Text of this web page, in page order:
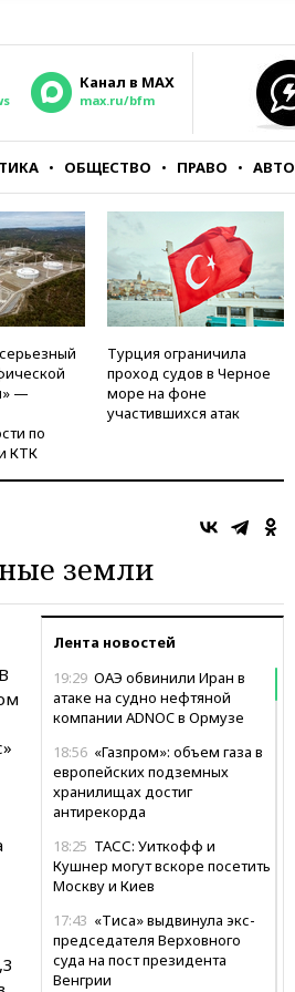
Канал в MAX
max.ru/bfm
ОБЩЕСТВО ПРАВО АВТО
—
по
КТК
Турция ограничила
проход судов в Черное
море на фоне
участившихся атак
земли
Лента новостей
19:29 ОАЭ обвинили Иран в
атаке на судно нефтяной
компании ADNOC в Ормузе
18:56 «Газпром»: объем газа в
европейских подземных
хранилищах достиг
антирекорда
18:25 ТАСС: Уиткофф и
Кушнер могут вскоре посетить
Москву и Киев
17:43 «Тиса» выдвинула экс-
председателя Верховного
суда на пост президента
Венгрии